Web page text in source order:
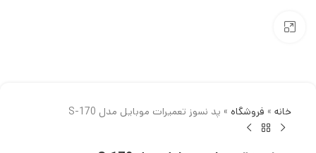
خانه » فروشگاه » پد نسوز تعمیرات موبایل مدل S-170